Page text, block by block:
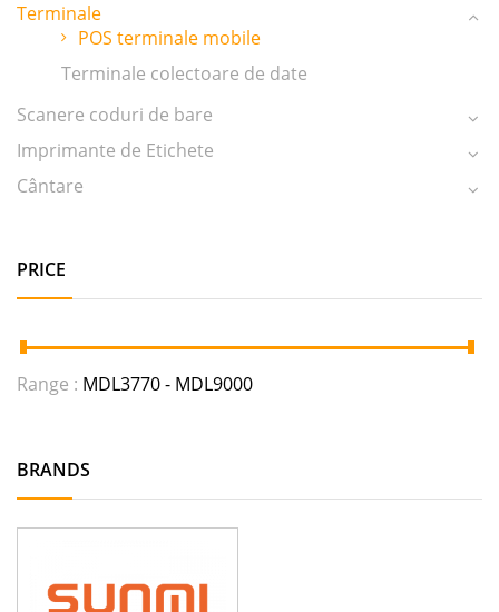
Terminale
POS terminale mobile
Terminale colectoare de date
Scanere coduri de bare
Imprimante de Etichete
Cântare
PRICE
Range : MDL3770 - MDL9000
BRANDS